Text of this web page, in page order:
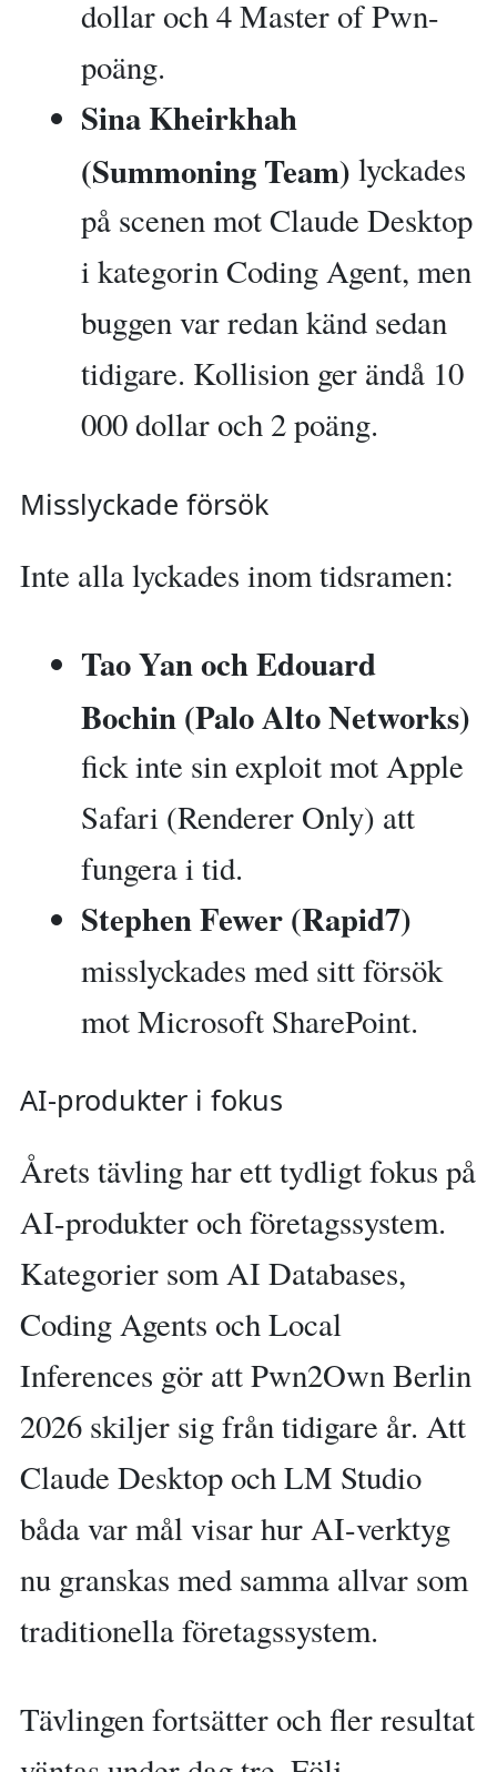
dollar och 4 Master of Pwn-
poäng.
Sina Kheirkhah
(Summoning Team) lyckades
på scenen mot Claude Desktop
i kategorin Coding Agent, men
buggen var redan känd sedan
tidigare. Kollision ger ändå 10
000 dollar och 2 poäng.
Misslyckade försök
Inte alla lyckades inom tidsramen:
Tao Yan och Edouard
Bochin (Palo Alto Networks)
fick inte sin exploit mot Apple
Safari (Renderer Only) att
fungera i tid.
Stephen Fewer (Rapid7)
misslyckades med sitt försök
mot Microsoft SharePoint.
AI-produkter i fokus
Årets tävling har ett tydligt fokus på
AI-produkter och företagssystem.
Kategorier som AI Databases,
Coding Agents och Local
Inferences gör att Pwn2Own Berlin
2026 skiljer sig från tidigare år. Att
Claude Desktop och LM Studio
båda var mål visar hur AI-verktyg
nu granskas med samma allvar som
traditionella företagssystem.
Tävlingen fortsätter och fler resultat